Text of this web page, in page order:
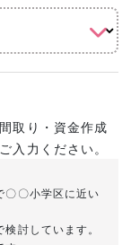
取り・資金作成
入力ください。
〇〇小学区に近い
討しています。